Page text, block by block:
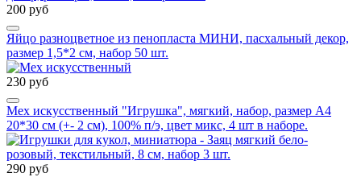
200 руб
Яйцо разноцветное из пенопласта МИНИ, пасхальный декор,
размер 1,5*2 см, набор 50 шт.
230 руб
Мех искусственный "Игрушка", мягкий, набор, размер А4
20*30 см (+- 2 см), 100% п/э, цвет микс, 4 шт в наборе.
290 руб